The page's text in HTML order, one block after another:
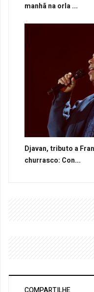
manhã na orla ...
Djavan, tributo a
churrasco: Con...